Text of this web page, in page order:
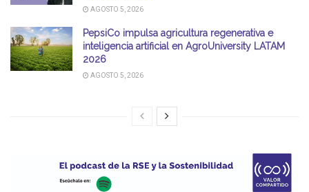
AGOSTO 5, 2026
PepsiCo impulsa agricultura regenerativa e
inteligencia artificial en AgroUniversity LATAM
2026
AGOSTO 5, 2026